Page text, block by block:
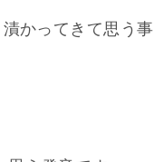
かってきて思う事